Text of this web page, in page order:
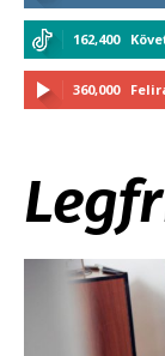
162,400
360,000